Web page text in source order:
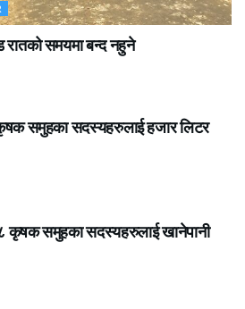
समयमा बन्द नहुने
समुहका सदस्यहरुलाई हजार लिटर
कृषक समुहका सदस्यहरुलाई खानेपानी